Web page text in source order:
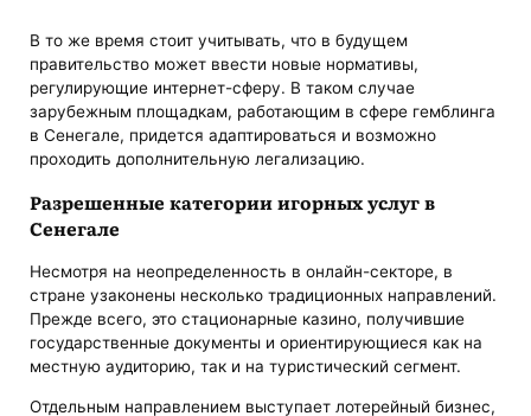
В то же время стоит учитывать, что в будущем
правительство может ввести новые нормативы,
регулирующие интернет-сферу. В таком случае
зарубежным площадкам, работающим в сфере гемблинга
в Сенегале, придется адаптироваться и возможно
проходить дополнительную легализацию.
Разрешенные категории игорных услуг в
Сенегале
Несмотря на неопределенность в онлайн-секторе, в
стране узаконены несколько традиционных направлений.
Прежде всего, это стационарные казино, получившие
государственные документы и ориентирующиеся как на
местную аудиторию, так и на туристический сегмент.
Отдельным направлением выступает лотерейный бизнес,